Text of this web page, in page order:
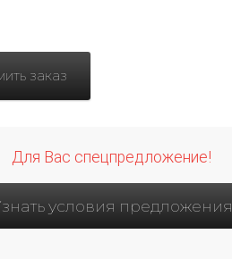
заказ
Для Вас спецпредложение!
условия предложения